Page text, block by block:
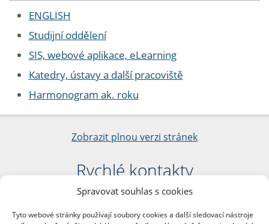
Spravovat souhlas s cookies
Tyto webové stránky používají soubory cookies a další sledovací nástroje
ENGLISH
Studijní oddělení
SIS, webové aplikace, eLearning
Katedry, ústavy a další pracoviště
Harmonogram ak. roku
Zobrazit plnou verzi stránek
Rychlé kontakty
Filozofická fakulta
nám. Jana Palacha 1/2